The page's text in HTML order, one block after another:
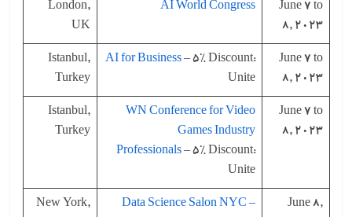
June 7 to
8, 2023
AI World Congress
London,
UK
June 7 to
8, 2023
AI for Business– 5% Discount:
Unite
Istanbul,
Turkey
June 7 to
8, 2023
WN Conference for Video
Games Industry
Professionals– 5% Discount:
Unite
Istanbul,
Turkey
June 8,
Data Science Salon NYC –
New York,